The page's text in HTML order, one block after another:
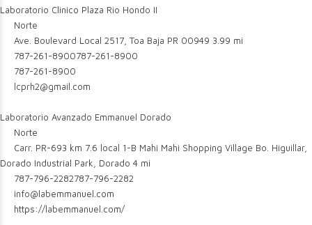
Laboratorio Clinico Plaza Rio Hondo II
Norte
Ave. Boulevard Local 2517, Toa Baja PR 00949 3.99 mi
787-261-8900787-261-8900
787-261-8900
lcprh2@gmail.com
Laboratorio Avanzado Emmanuel Dorado
Norte
Carr. PR-693 km 7.6 local 1-B Mahi Mahi Shopping Village Bo. Higuillar,
Dorado Industrial Park, Dorado 4 mi
787-796-2282787-796-2282
info@labemmanuel.com
https://labemmanuel.com/